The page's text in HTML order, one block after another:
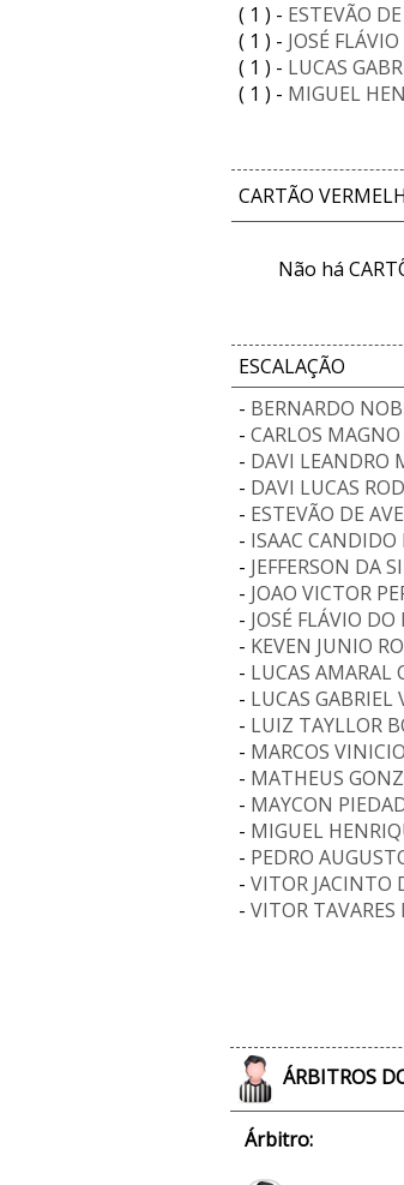
( 1 ) - ESTEVÃO
( 1 ) - JOSÉ
( 1 ) - LUCAS
( 1 ) - MIGUEL
CARTÃO
Não há
ESCALAÇÃO
- BERNARDO
- CARLOS
- DAVI LEANDRO
- DAVI LUCAS
- ESTEVÃO DE
- ISAAC
- JEFFERSON DA
- JOAO VICTOR
- JOSÉ FLÁVIO
- KEVEN JUNIO
- LUCAS AMARAL
- LUCAS GABRIEL
- LUIZ TAYLLOR
- MARCOS
- MATHEUS
- MAYCON
- MIGUEL
- PEDRO
- VITOR JACINTO
- VITOR TAVARES
ÁRBITROS
Árbitro: